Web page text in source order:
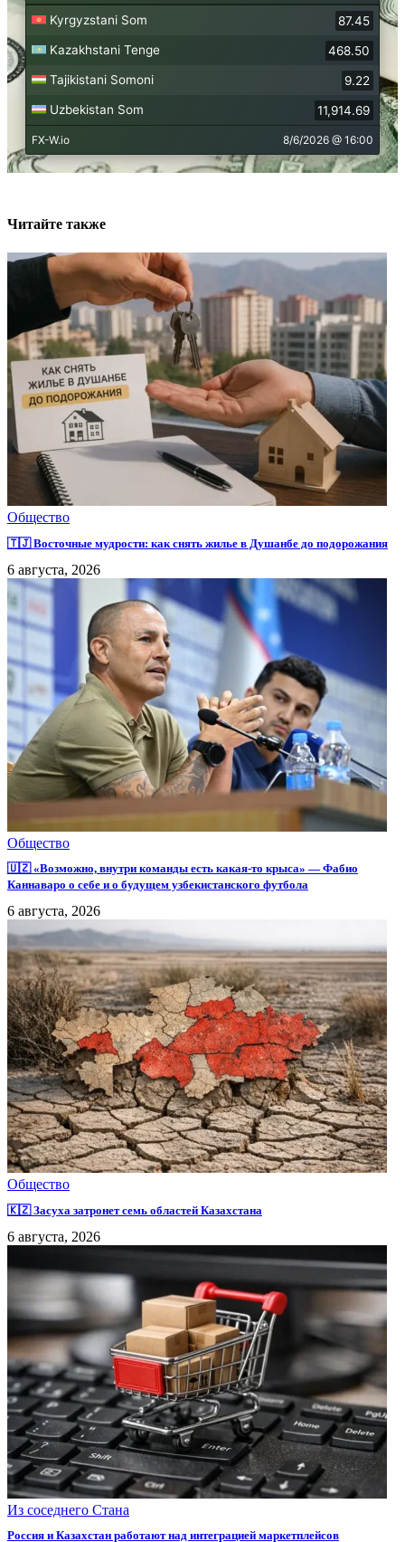
Читайте также
Общество
🇹🇯 Восточные мудрости: как снять жилье в Душанбе до подорожания
6 августа, 2026
Общество
🇺🇿 «Возможно, внутри команды есть какая-то крыса» — Фабио
Каннаваро о себе и о будущем узбекистанского футбола
6 августа, 2026
Общество
🇰🇿 Засуха затронет семь областей Казахстана
6 августа, 2026
Из соседнего Стана
Россия и Казахстан работают над интеграцией маркетплейсов